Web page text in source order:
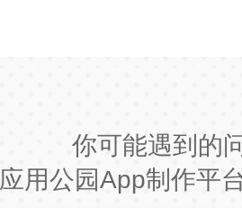
你可能遇到的
应用公园App制作平